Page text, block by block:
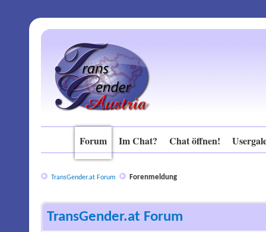
Forum Im Chat? Chat öffnen!
TransGender.at Forum Forenmeldung
TransGender.at Forum